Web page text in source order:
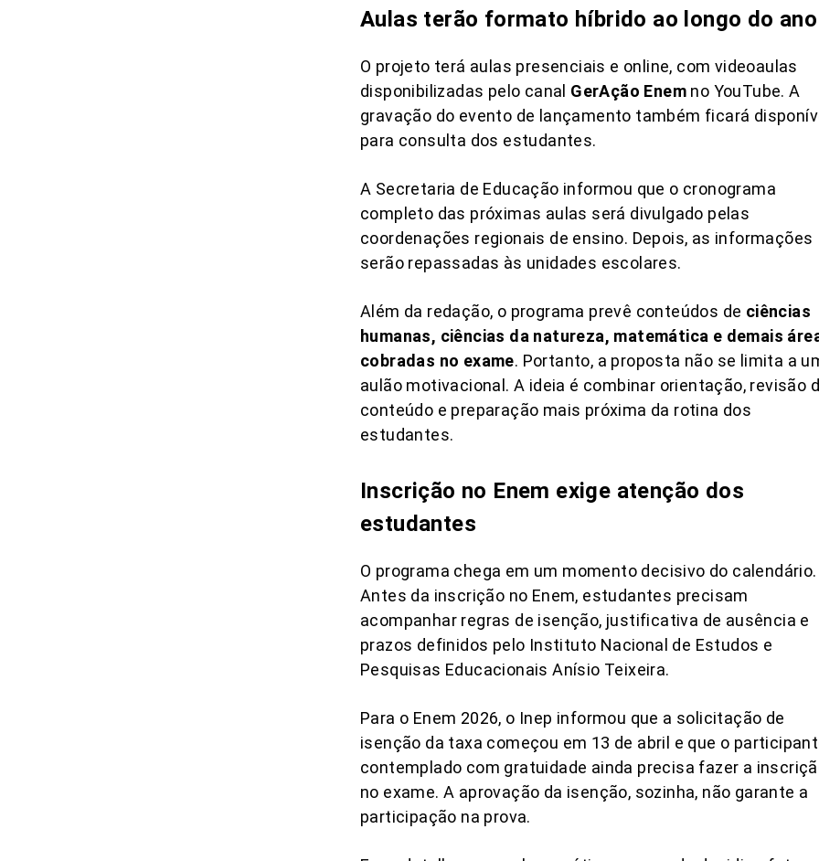
Aulas terão formato híbrido ao longo do ano
O projeto terá aulas presenciais e online, com videoaulas
disponibilizadas pelo canal GerAção Enem no YouTube. A
gravação do evento de lançamento também ficará
para consulta dos estudantes.
A Secretaria de Educação informou que o cronograma
completo das próximas aulas será divulgado pelas
coordenações regionais de ensino. Depois, as informações
serão repassadas às unidades escolares.
Além da redação, o programa prevê conteúdos de ciências
humanas, ciências da natureza, matemática e demais
cobradas no exame. Portanto, a proposta não se limita a
aulão motivacional. A ideia é combinar orientação, revisão
conteúdo e preparação mais próxima da rotina dos
estudantes.
Inscrição no Enem exige atenção dos
estudantes
O programa chega em um momento decisivo do calendário.
Antes da inscrição no Enem, estudantes precisam
acompanhar regras de isenção, justificativa de ausência e
prazos definidos pelo Instituto Nacional de Estudos e
Pesquisas Educacionais Anísio Teixeira.
Para o Enem 2026, o Inep informou que a solicitação de
isenção da taxa começou em 13 de abril e que o
contemplado com gratuidade ainda precisa fazer a
no exame. A aprovação da isenção, sozinha, não garante a
participação na prova.